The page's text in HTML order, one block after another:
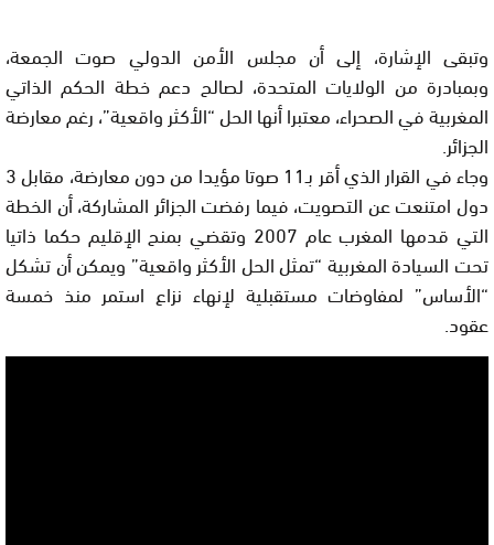
وتبقى الإشارة، إلى أن مجلس الأمن الدولي صوت الجمعة،
وبمبادرة من الولايات المتحدة، لصالح دعم خطة الحكم الذاتي
المغربية في الصحراء، معتبرا أنها الحل “الأكثر واقعية”، رغم معارضة
الجزائر.
وجاء في القرار الذي أقر بـ11 صوتا مؤيدا من دون معارضة، مقابل 3
دول امتنعت عن التصويت، فيما رفضت الجزائر المشاركة، أن الخطة
التي قدمها المغرب عام 2007 وتقضي بمنح الإقليم حكما ذاتيا
تحت السيادة المغربية “تمثل الحل الأكثر واقعية” ويمكن أن تشكل
“الأساس” لمفاوضات مستقبلية لإنهاء نزاع استمر منذ خمسة
عقود.